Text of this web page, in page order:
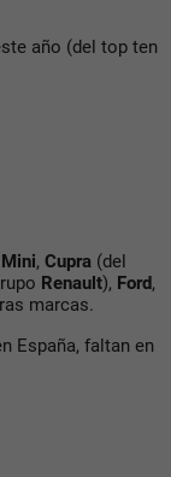
año (del top ten
Mini, Cupra (del
Renault), Ford,
marcas.
España, faltan en